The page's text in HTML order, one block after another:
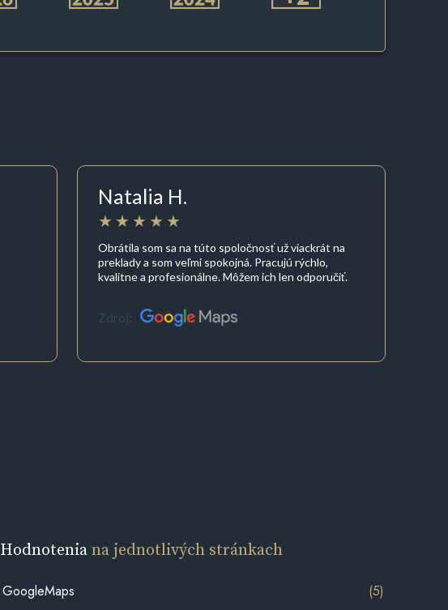
Natalia H.
Obrátila som sa na túto spoločnosť už viackrát na
preklady a som veľmi spokojná. Pracujú rýchlo,
kvalitne a profesionálne. Môžem ich len odporučiť.
Zdroj:
Hodnoteniana jednotlivých stránkach
GoogleMaps (5)